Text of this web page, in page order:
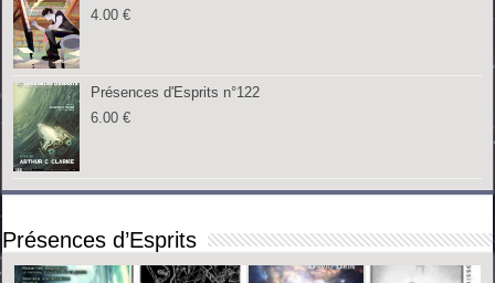
4.00€
Présences d'Esprits n°122
6.00€
Présences d’Esprits